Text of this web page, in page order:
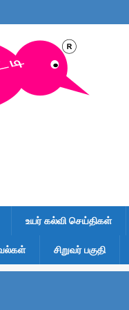
உயர் கல்வி செய்திகள்
சிறுவர் பகுதி